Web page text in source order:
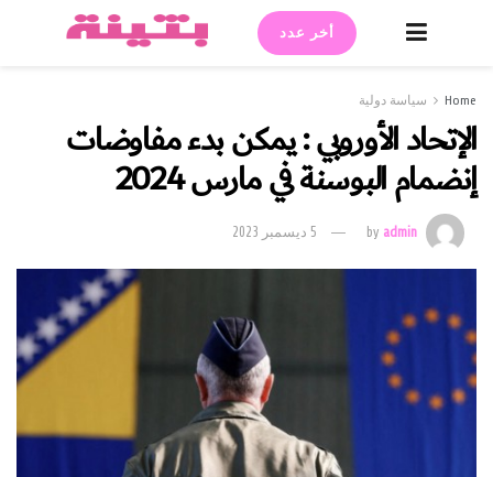
أخر عدد
Home سياسة دولية
الإتحاد الأوروبي : يمكن بدء مفاوضات
إنضمام البوسنة في مارس 2024
byadmin 5 ديسمبر 2023